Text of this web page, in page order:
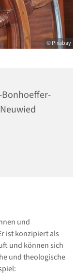
© Pixabay
und
ist konzipiert als
und können sich
und theologische